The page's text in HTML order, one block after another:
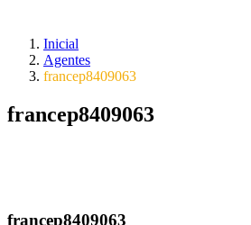
Inicial
Agentes
francep8409063
francep8409063
francep8409063